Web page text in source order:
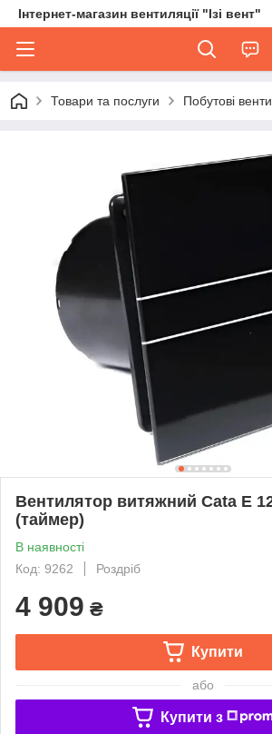
Інтернет-магазин вентиляції "Ізі вент"
Товари та послуги Побутові
Вентилятор витяжний Cata E
(таймер)
В наявності
Код: 9262
Роздріб
4 909 ₴
Купити
або
Купити з